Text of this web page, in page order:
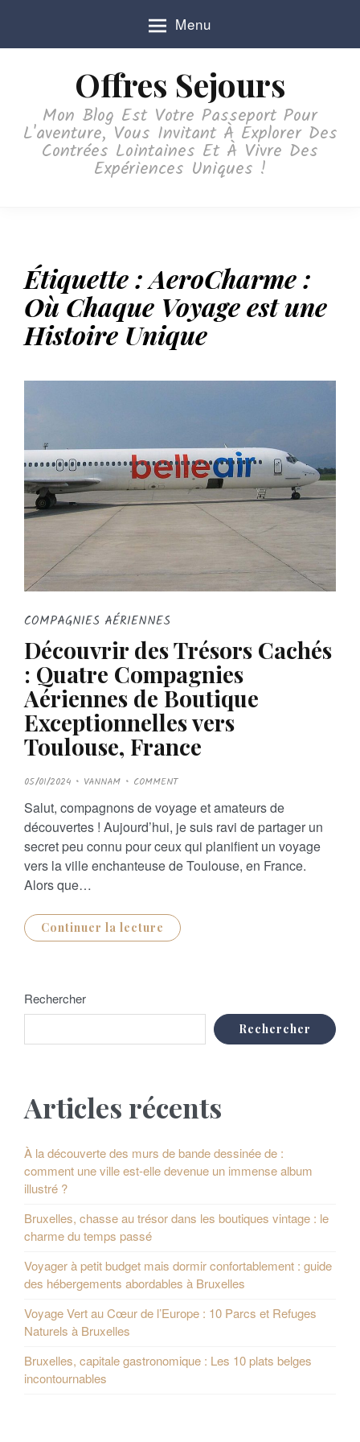
Menu
Offres Sejours
Mon Blog Est Votre Passeport Pour
L'aventure, Vous Invitant À Explorer Des
Contrées Lointaines Et À Vivre Des
Expériences Uniques !
Étiquette :AeroCharme :
Où Chaque Voyage est une
Histoire Unique
COMPAGNIES AÉRIENNES
Découvrir des Trésors Cachés
: Quatre Compagnies
Aériennes de Boutique
Exceptionnelles vers
Toulouse, France
P
O
T
E
D
O
N
05/01/2024 VANNAM COMMENT
Salut, compagnons de voyage et amateurs de
découvertes ! Aujourd’hui, je suis ravi de partager un
secret peu connu pour ceux qui planifient un voyage
vers la ville enchanteuse de Toulouse, en France.
Alors que…
Continuer la lecture
Rechercher
Rechercher
Articles récents
À la découverte des murs de bande dessinée de :
comment une ville est-elle devenue un immense album
illustré ?
Bruxelles, chasse au trésor dans les boutiques vintage : le
charme du temps passé
Voyager à petit budget mais dormir confortablement : guide
des hébergements abordables à Bruxelles
Voyage Vert au Cœur de l’Europe : 10 Parcs et Refuges
Naturels à Bruxelles
Bruxelles, capitale gastronomique : Les 10 plats belges
incontournables